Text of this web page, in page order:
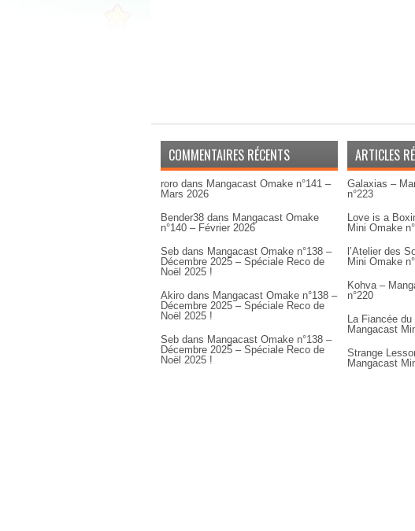
COMMENTAIRES RÉCENTS
roro dans Mangacast Omake n°141 –
Mars 2026
Bender38 dans Mangacast Omake
n°140 – Février 2026
Seb dans Mangacast Omake n°138 –
Décembre 2025 – Spéciale Reco de
Noël 2025 !
Akiro dans Mangacast Omake n°138 –
Décembre 2025 – Spéciale Reco de
Noël 2025 !
Seb dans Mangacast Omake n°138 –
Décembre 2025 – Spéciale Reco de
Noël 2025 !
ARTICLES
Galaxias –
n°223
Love is a
Mini Omake
l’Atelier des
Mini Omake
Kohva –
n°220
La Fiancée
Mangacast
Strange
Mangacast